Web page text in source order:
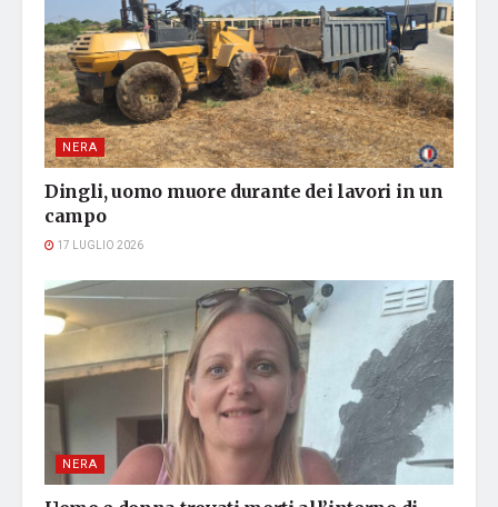
NERA
Dingli, uomo muore durante dei lavori in un
campo
17 LUGLIO 2026
NERA